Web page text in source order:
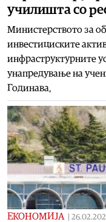
училишта со
Министерството за
инвестициските
инфраструктурните
унапредување на
Годинава,
ЕКОНОМИЈА